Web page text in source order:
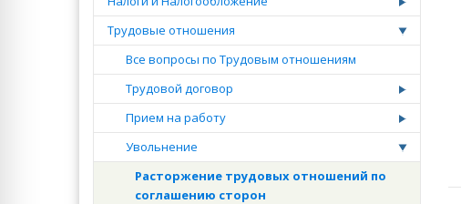
Трудовые отношения
Все вопросы по Трудовым отношениям
Трудовой договор
Прием на работу
Увольнение
Расторжение трудовых отношений по
соглашению сторон